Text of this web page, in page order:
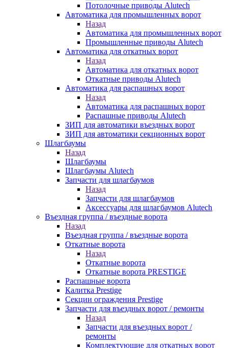
Потолочные приводы Alutech
Автоматика для промышленных ворот
Назад
Автоматика для промышленных ворот
Промышленные приводы Alutech
Автоматика для откатных ворот
Назад
Автоматика для откатных ворот
Откатные приводы Alutech
Автоматика для распашных ворот
Назад
Автоматика для распашных ворот
Распашные приводы Alutech
ЗИП для автоматики въездных ворот
ЗИП для автоматики секционных ворот
Шлагбаумы
Назад
Шлагбаумы
Шлагбаумы Alutech
Запчасти для шлагбаумов
Назад
Запчасти для шлагбаумов
Аксессуары для шлагбаумов Alutech
Въездная группа / въездные ворота
Назад
Въездная группа / въездные ворота
Откатные ворота
Назад
Откатные ворота
Откатные ворота PRESTIGE
Распашные ворота
Калитка Prestige
Секции ограждения Prestige
Запчасти для въездных ворот / ремонты
Назад
Запчасти для въездных ворот /
ремонты
Комплектующие для откатных ворот